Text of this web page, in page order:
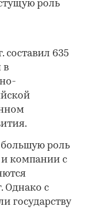
роль
составил 635
в
роль
и компании с
Однако с
государству